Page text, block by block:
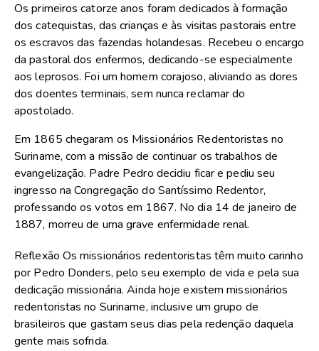
Os primeiros catorze anos foram dedicados à formação
dos catequistas, das crianças e às visitas pastorais entre
os escravos das fazendas holandesas. Recebeu o encargo
da pastoral dos enfermos, dedicando-se especialmente
aos leprosos. Foi um homem corajoso, aliviando as dores
dos doentes terminais, sem nunca reclamar do
apostolado.
Em 1865 chegaram os Missionários Redentoristas no
Suriname, com a missão de continuar os trabalhos de
evangelização. Padre Pedro decidiu ficar e pediu seu
ingresso na Congregação do Santíssimo Redentor,
professando os votos em 1867. No dia 14 de janeiro de
1887, morreu de uma grave enfermidade renal.
Reflexão Os missionários redentoristas têm muito carinho
por Pedro Donders, pelo seu exemplo de vida e pela sua
dedicação missionária. Ainda hoje existem missionários
redentoristas no Suriname, inclusive um grupo de
brasileiros que gastam seus dias pela redenção daquela
gente mais sofrida.